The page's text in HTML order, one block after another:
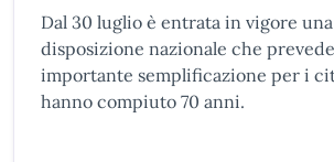
Dal 30 luglio è entrata in vigore
disposizione nazionale che
importante semplificazione per i
hanno compiuto 70 anni.